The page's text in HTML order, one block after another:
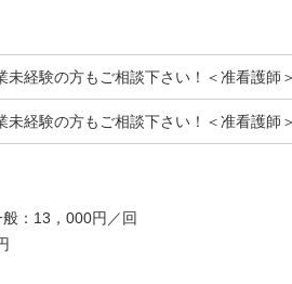
未経験の方もご相談下さい！＜准看護師
未経験の方もご相談下さい！＜准看護師
：13，000円／回